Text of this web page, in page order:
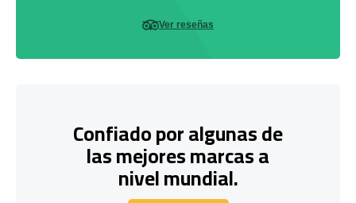
Ver reseñas
Confiado por algunas de
las mejores marcas a
nivel mundial.